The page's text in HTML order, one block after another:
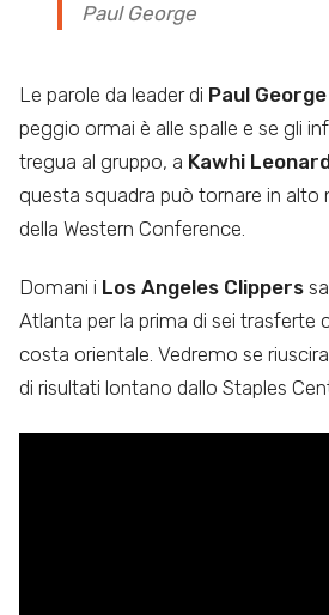
Paul George
Le parole da leader di Paul George
peggio ormai è alle spalle e se gli
tregua al gruppo, a Kawhi
questa squadra può tornare in alto
della Western Conference.
Domani i Los Angeles Clippers
Atlanta per la prima di sei trasferte
costa orientale. Vedremo se
di risultati lontano dallo Staples